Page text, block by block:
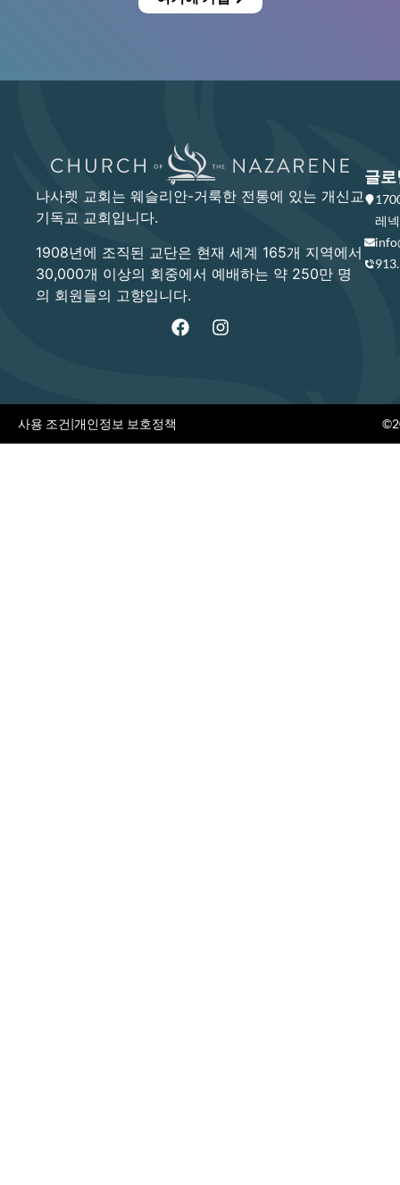
나사렛 교회는 웨슬리안-거룩한 전통에 있는 개신교
기독교 교회입니다.
1908년에 조직된 교단은 현재 세계 165개 지역에서
30,000개 이상의 회중에서 예배하는 약 250만 명
의 회원들의 고향입니다.
글로
레
사용 조건|개인정보 보호정책